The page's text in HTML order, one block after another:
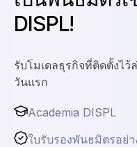
DISPL!
รับโมเดลธุรกิจที่ติดตั้งไว้
วันแรก
Academia DISPL
ใบรับรองพันธมิตรอย่า